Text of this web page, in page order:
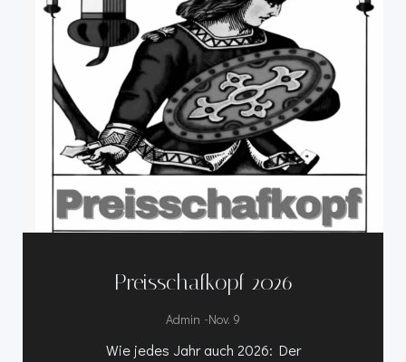
Preisschafkopf 2026
Admin -Nov. 9
Wie jedes Jahr auch 2026: Der